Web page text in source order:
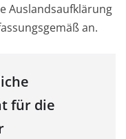
Auslandsaufklärung
an.
für die